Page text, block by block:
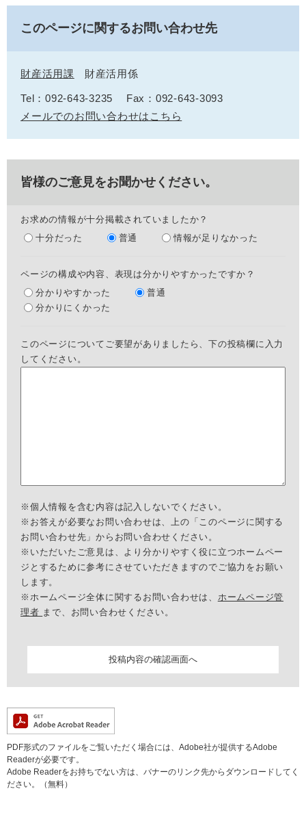
このページに関するお問い合わせ先
財産活用課 財産活用係
Tel：092-643-3235
Fax：092-643-3093
メールでのお問い合わせはこちら
皆様のご意見をお聞かせください。
お求めの情報が十分掲載されていましたか？
十分だった
普通 情報が足りなかった
ページの構成や内容、表現は分かりやすかったですか？
分かりやすかった
普通
分かりにくかった
このページについてご要望がありましたら、下の投稿欄に入力
してください。
※個人情報を含む内容は記入しないでください。
※お答えが必要なお問い合わせは、上の「このページに関する
お問い合わせ先」からお問い合わせください。
※いただいたご意見は、より分かりやすく役に立つホームペー
ジとするために参考にさせていただきますのでご協力をお願い
します。
※ホームページ全体に関するお問い合わせは、 ホームページ管
理者 まで、お問い合わせください。
PDF形式のファイルをご覧いただく場合には、Adobe社が提供するAdobe
Readerが必要です。
Adobe Readerをお持ちでない方は、バナーのリンク先からダウンロードしてく
ださい。（無料）